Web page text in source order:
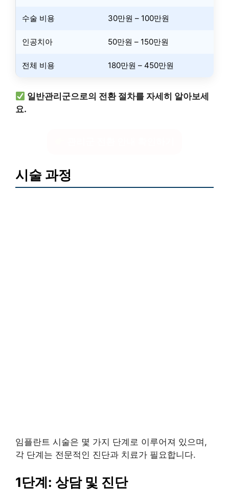
수술 비용 30만원 – 100만원
인공치아 50만원 – 150만원
전체 비용 180만원 – 450만원
일반관리군으로의 전환 절차를 자세히 알아보세
요.
시술 과정
임플란트 시술은 몇 가지 단계로 이루어져 있으며,
각 단계는 전문적인 진단과 치료가 필요합니다.
1단계: 상담 및 진단